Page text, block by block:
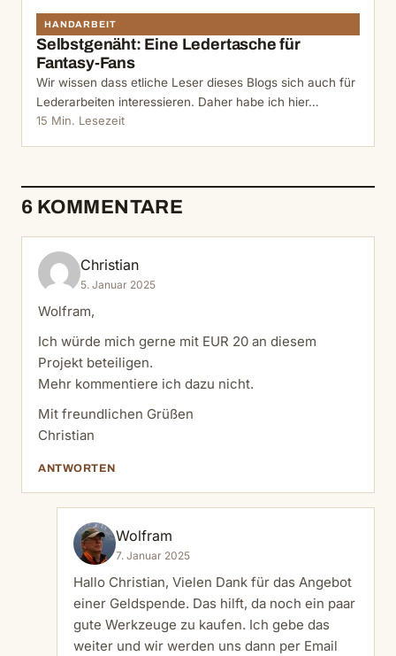
HANDARBEIT
Selbstgenäht: Eine Ledertasche für
Fantasy-Fans
Wir wissen dass etliche Leser dieses Blogs sich auch für
Lederarbeiten interessieren. Daher habe ich hier…
15 Min. Lesezeit
6 KOMMENTARE
Christian
5. Januar 2025
Wolfram,
Ich würde mich gerne mit EUR 20 an diesem
Projekt beteiligen.
Mehr kommentiere ich dazu nicht.
Mit freundlichen Grüßen
Christian
ANTWORTEN
Wolfram
7. Januar 2025
Hallo Christian, Vielen Dank für das Angebot
einer Geldspende. Das hilft, da noch ein paar
gute Werkzeuge zu kaufen. Ich gebe das
weiter und wir werden uns dann per Email